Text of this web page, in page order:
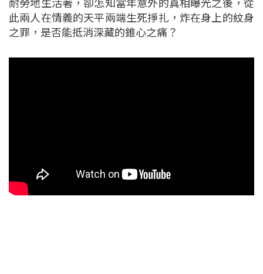
耐勞地生活著，卻怎知當年意外的真相曝光之後，從
此兩人在情義的天平兩端生死掙扎，炸在身上的紋身
之罪，是否能抵消深藏的錐心之痛？